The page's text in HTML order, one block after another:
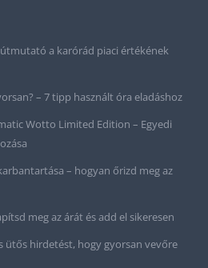
a karórád piaci értékének
– 7 tipp használt óra eladáshoz
Wotto Limited Edition – Egyedi
– hogyan őrizd meg az
meg az árát és add el sikeresen
ütős hirdetést, hogy gyorsan vevőre